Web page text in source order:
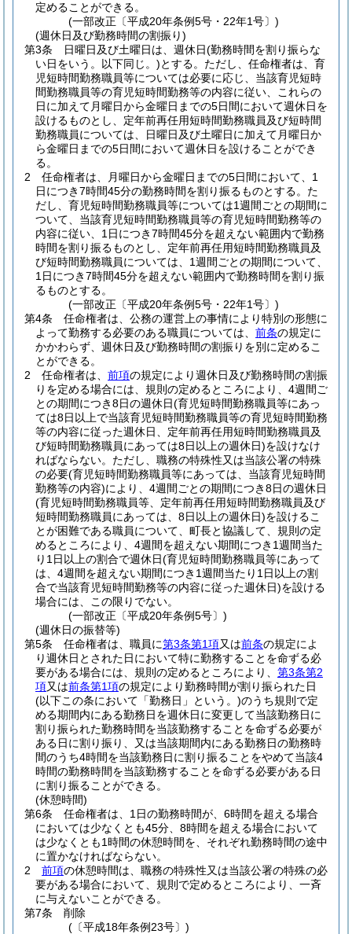
定めることができる。
(一部改正〔平成20年条例5号・22年1号〕)
(週休日及び勤務時間の割振り)
第3条
日曜日及び土曜日は、週休日(勤務時間を割り振らな
い日をいう。以下同じ。)とする。 ただし、任命権者は、育
児短時間勤務職員等については必要に応じ、当該育児短時
間勤務職員等の育児短時間勤務等の内容に従い、これらの
日に加えて月曜日から金曜日までの5日間において週休日を
設けるものとし、定年前再任用短時間勤務職員及び短時間
勤務職員については、日曜日及び土曜日に加えて月曜日か
ら金曜日までの5日間において週休日を設けることができ
る。
2
任命権者は、月曜日から金曜日までの5日間において、1
日につき7時間45分の勤務時間を割り振るものとする。 た
だし、育児短時間勤務職員等については1週間ごとの期間に
ついて、当該育児短時間勤務職員等の育児短時間勤務等の
内容に従い、1日につき7時間45分を超えない範囲内で勤務
時間を割り振るものとし、定年前再任用短時間勤務職員及
び短時間勤務職員については、1週間ごとの期間について、
1日につき7時間45分を超えない範囲内で勤務時間を割り振
るものとする。
(一部改正〔平成20年条例5号・22年1号〕)
第4条
任命権者は、公務の運営上の事情により特別の形態に
よって勤務する必要のある職員については、 前条の規定に
かかわらず、週休日及び勤務時間の割振りを別に定めるこ
とができる。
2
任命権者は、 前項の規定により週休日及び勤務時間の割振
りを定める場合には、規則の定めるところにより、4週間ご
との期間につき8日の週休日(育児短時間勤務職員等にあっ
ては8日以上で当該育児短時間勤務職員等の育児短時間勤務
等の内容に従った週休日、定年前再任用短時間勤務職員及
び短時間勤務職員にあっては8日以上の週休日)を設けなけ
ればならない。 ただし、職務の特殊性又は当該公署の特殊
の必要(育児短時間勤務職員等にあっては、当該育児短時間
勤務等の内容)により、4週間ごとの期間につき8日の週休日
(育児短時間勤務職員等、定年前再任用短時間勤務職員及び
短時間勤務職員にあっては、8日以上の週休日)を設けるこ
とが困難である職員について、町長と協議して、規則の定
めるところにより、4週間を超えない期間につき1週間当た
り1日以上の割合で週休日(育児短時間勤務職員等にあって
は、4週間を超えない期間につき1週間当たり1日以上の割
合で当該育児短時間勤務等の内容に従った週休日)を設ける
場合には、この限りでない。
(一部改正〔平成20年条例5号〕)
(週休日の振替等)
第5条
任命権者は、職員に第3条第1項又は前条の規定によ
り週休日とされた日において特に勤務することを命ずる必
要がある場合には、規則の定めるところにより、 第3条第2
項又は前条第1項の規定により勤務時間が割り振られた日
(以下この条において「勤務日」という。)のうち規則で定
める期間内にある勤務日を週休日に変更して当該勤務日に
割り振られた勤務時間を当該勤務することを命ずる必要が
ある日に割り振り、又は当該期間内にある勤務日の勤務時
間のうち4時間を当該勤務日に割り振ることをやめて当該4
時間の勤務時間を当該勤務することを命ずる必要がある日
に割り振ることができる。
(休憩時間)
第6条
任命権者は、1日の勤務時間が、6時間を超える場合
においては少なくとも45分、8時間を超える場合において
は少なくとも1時間の休憩時間を、それぞれ勤務時間の途中
に置かなければならない。
2
前項の休憩時間は、職務の特殊性又は当該公署の特殊の必
要がある場合において、規則で定めるところにより、一斉
に与えないことができる。
第7条
削除
(〔平成18年条例23号〕)